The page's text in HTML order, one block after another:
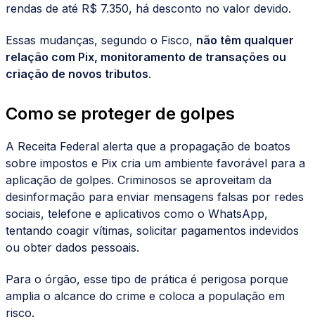
rendas de até R$ 7.350, há desconto no valor devido.
Essas mudanças, segundo o Fisco, não têm qualquer
relação com Pix, monitoramento de transações ou
criação de novos tributos.
Como se proteger de golpes
A Receita Federal alerta que a propagação de boatos
sobre impostos e Pix cria um ambiente favorável para a
aplicação de golpes. Criminosos se aproveitam da
desinformação para enviar mensagens falsas por redes
sociais, telefone e aplicativos como o WhatsApp,
tentando coagir vítimas, solicitar pagamentos indevidos
ou obter dados pessoais.
Para o órgão, esse tipo de prática é perigosa porque
amplia o alcance do crime e coloca a população em
risco.